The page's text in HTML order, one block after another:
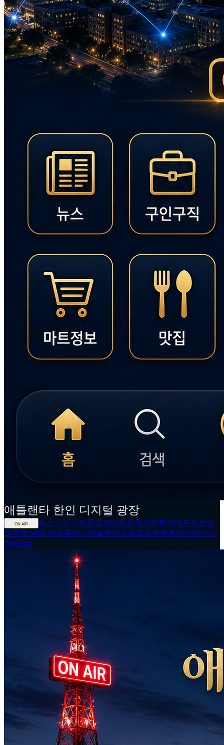
애틀랜타 한인 디지털 광장
ON AIR 뉴스구인구직중고장터 자유게시판행사마트정보 맛
집주택 매매 렌트동네사람들팟캐스트홈검색등록마이페이지
DM알람